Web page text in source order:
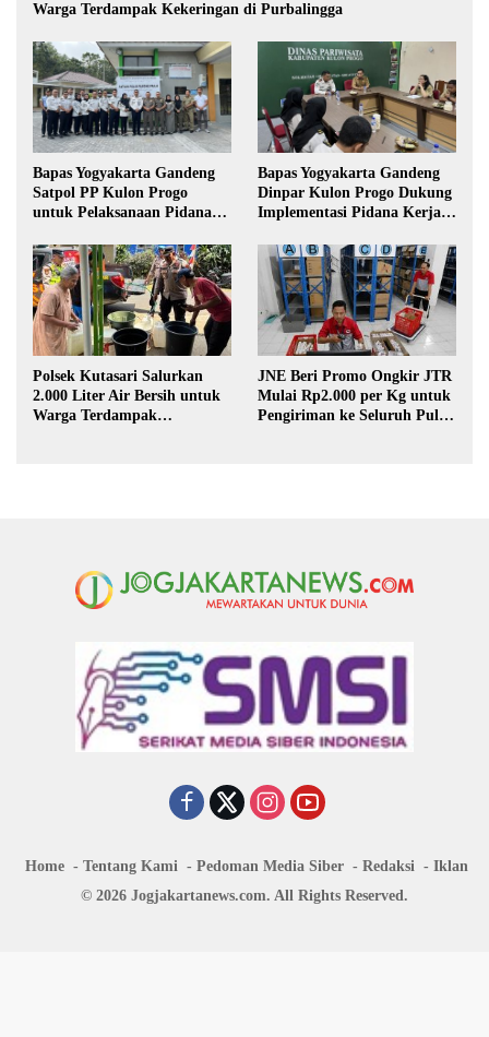
Warga Terdampak Kekeringan di Purbalingga
Bapas Yogyakarta Gandeng
Satpol PP Kulon Progo
untuk Pelaksanaan Pidana
Bapas Yogyakarta Gandeng
Dinpar Kulon Progo Dukung
Implementasi Pidana Kerja
Polsek Kutasari Salurkan
2.000 Liter Air Bersih untuk
Warga Terdampak
JNE Beri Promo Ongkir JTR
Mulai Rp2.000 per Kg untuk
Pengiriman ke Seluruh Pulau
Home Tentang Kami Pedoman Media Siber Redaksi
Iklan
© 2026 Jogjakartanews.com. All Rights Reserved.